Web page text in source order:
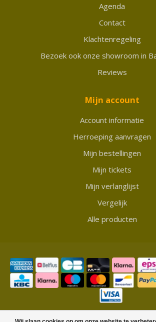
Agenda
Contact
Klachtenregeling
Bezoek ook onze showroom in
Reviews
Mijn account
Account informatie
Herroeping aanvragen
Mijn bestellingen
Mijn tickets
Mijn verlanglijst
Vergelijk
Alle producten
© Copyright 2026